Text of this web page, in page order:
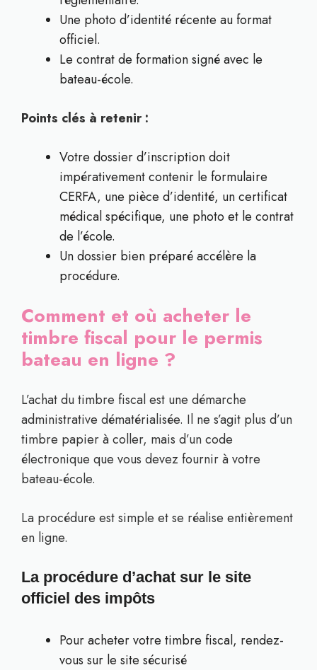
Une photo d’identité récente au format
officiel.
Le contrat de formation signé avec le
bateau-école.
Points clés à retenir :
Votre dossier d’inscription doit
impérativement contenir le formulaire
CERFA, une pièce d’identité, un certificat
médical spécifique, une photo et le contrat
de l’école.
Un dossier bien préparé accélère la
procédure.
Comment et où acheter le
timbre fiscal pour le permis
bateau en ligne ?
L’achat du timbre fiscal est une démarche
administrative dématérialisée. Il ne s’agit plus d’un
timbre papier à coller, mais d’un code
électronique que vous devez fournir à votre
bateau-école.
La procédure est simple et se réalise entièrement
en ligne.
La procédure d’achat sur le site
officiel des impôts
Pour acheter votre timbre fiscal, rendez-
vous sur le site sécurisé